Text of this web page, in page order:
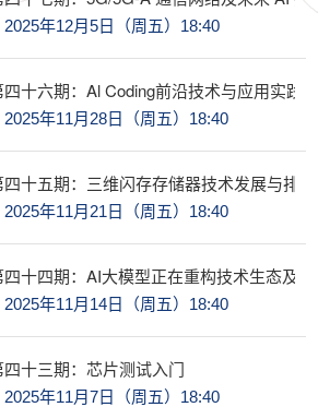
年12月5日（周五）18:40
十六期：Al Coding前沿技术与应用实践
年11月28日（周五）18:40
十五期：三维闪存存储器技术发展与排战
年11月21日（周五）18:40
四十四期：AI大模型正在重构技术生态及
年11月14日（周五）18:40
十三期：芯片测试入门
年11月7日（周五）18:40